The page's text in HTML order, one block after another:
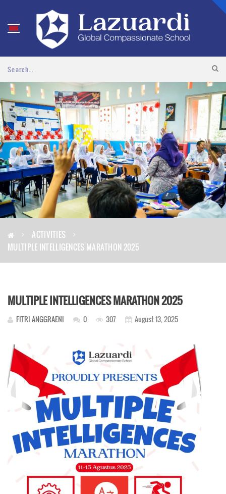
ACTIVITIES
MULTIPLE INTELLIGENCES MARATHON 2025
MULTIPLE INTELLIGENCES MARATHON 2025
FITRI ANGGRAENI 0 307 August 13, 2025